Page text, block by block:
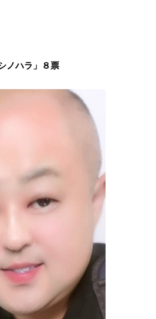
ノハラ」８票